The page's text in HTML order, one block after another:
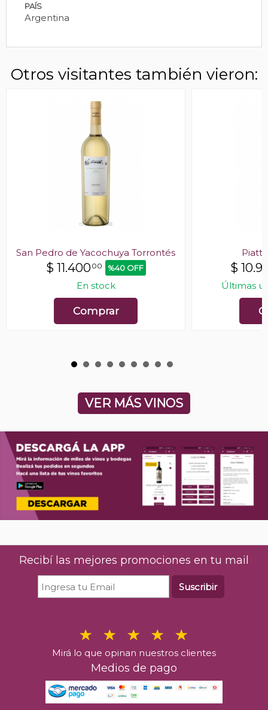
PAÍS
Argentina
Otros visitantes también vieron:
San Pedro de Yacochuya Torrontés
$ 11.40000 %40 OFF
En stock
Comprar
$
Últimas
VER MÁS VINOS
Recibí las mejores promociones en tu mail
Suscribir
Mirá lo que opinan nuestros clientes
Medios de pago